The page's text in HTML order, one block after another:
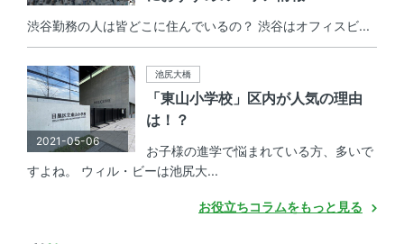
渋谷勤務の人は皆どこに住んでいるの？ 渋谷はオフィスビ...
2021-05-06
池尻大橋
「東山小学校」区内が人気の理由
は！？
お子様の進学で悩まれている方、多いで
すよね。 ウィル・ビーは池尻大...
お役立ちコラムをもっと見る